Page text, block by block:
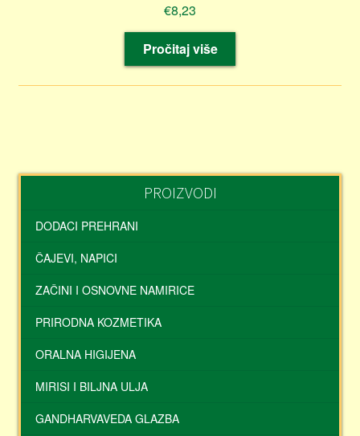
€8,23
Pročitaj više
PROIZVODI
DODACI PREHRANI
ČAJEVI, NAPICI
ZAČINI I OSNOVNE NAMIRICE
PRIRODNA KOZMETIKA
ORALNA HIGIJENA
MIRISI I BILJNA ULJA
GANDHARVAVEDA GLAZBA